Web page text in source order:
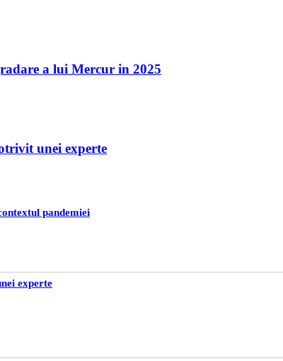
a lui Mercur in 2025
unei experte
pandemiei
experte